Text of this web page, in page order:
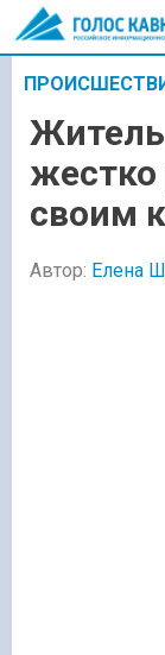
Житель
жестко
своим
Автор: Елена